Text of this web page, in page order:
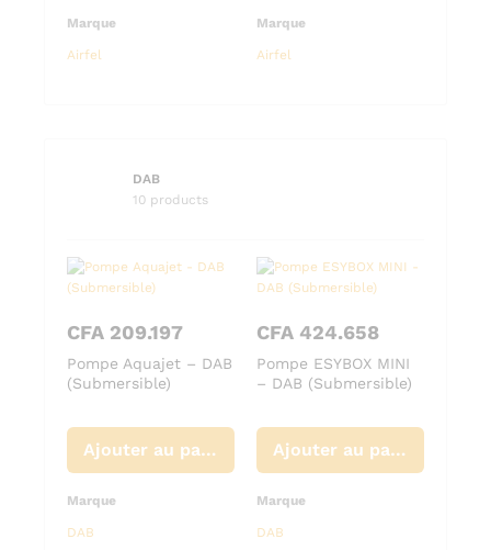
Marque
Airfel
Marque
Airfel
DAB
10 products
CFA 209.197
Pompe Aquajet – DAB
(Submersible)
Ajouter au panier
Marque
DAB
CFA 424.658
Pompe ESYBOX MINI
– DAB (Submersible)
Ajouter au panier
Marque
DAB